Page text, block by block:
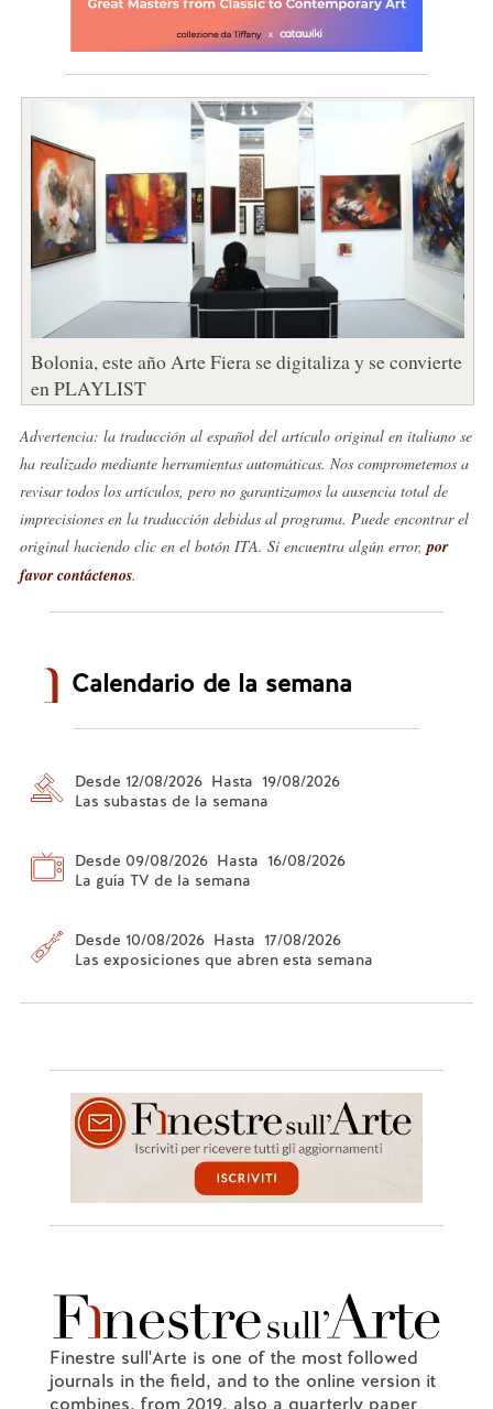
Bolonia, este año Arte Fiera se digitaliza y se convierte
en PLAYLIST
Advertencia: la traducción al español del artículo original en italiano se
ha realizado mediante herramientas automáticas. Nos comprometemos a
revisar todos los artículos, pero no garantizamos la ausencia total de
imprecisiones en la traducción debidas al programa. Puede encontrar el
original haciendo clic en el botón ITA. Si encuentra algún error, por
favor contáctenos.
Calendario de la semana
Desde 12/08/2026 Hasta 19/08/2026
Las subastas de la semana
Desde 09/08/2026 Hasta 16/08/2026
La guía TV de la semana
Desde 10/08/2026 Hasta 17/08/2026
Las exposiciones que abren esta semana
Finestre sull'Arte is one of the most followed
journals in the field, and to the online version it
combines, from 2019, also a quarterly paper